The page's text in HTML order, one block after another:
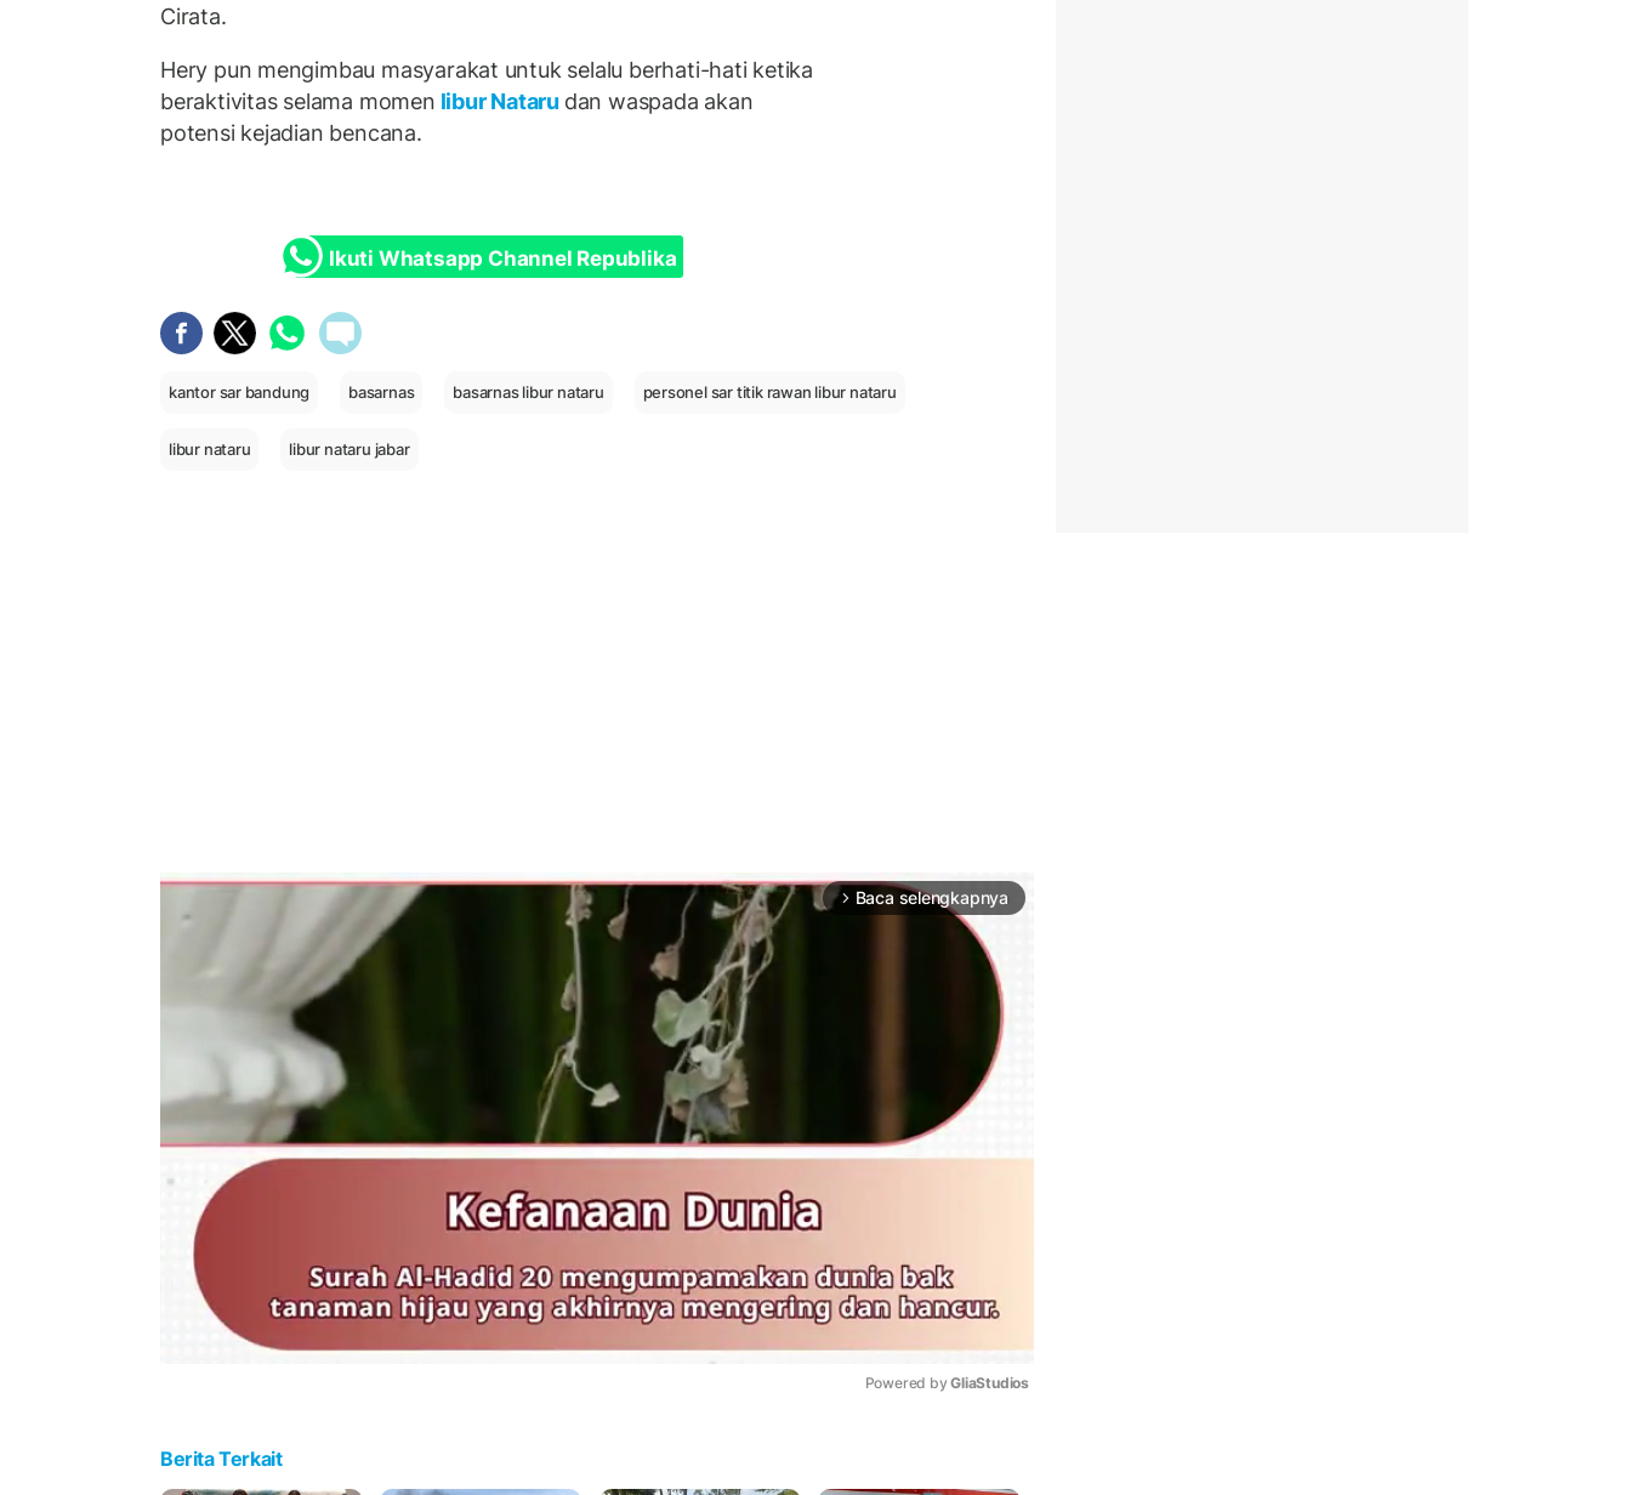
Cirata.
Hery pun mengimbau masyarakat untuk selalu berhati-hati ketika
beraktivitas selama momen libur Nataru dan waspada akan
potensi kejadian bencana.
Ikuti Whatsapp Channel Republika
kantor sar bandung basarnas basarnas libur nataru personel sar titik rawan libur nataru
libur nataru libur nataru jabar
arrow_forward_ios Baca selengkapnya
Powered by GliaStudios
Berita Terkait